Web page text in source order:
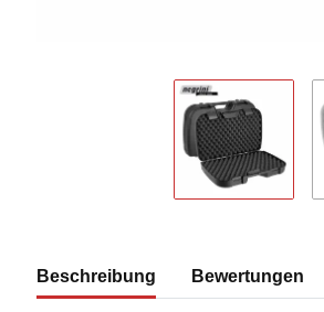
Beschreibung Bewertungen